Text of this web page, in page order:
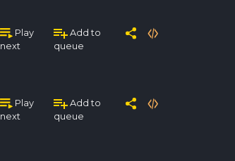
Play
next
Add to
queue
Play
next
Add to
queue